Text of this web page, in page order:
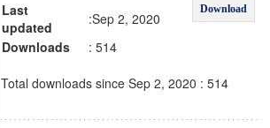
Download
Last
updated
:Sep 2, 2020
Downloads
: 514
Total downloads since Sep 2, 2020 : 514